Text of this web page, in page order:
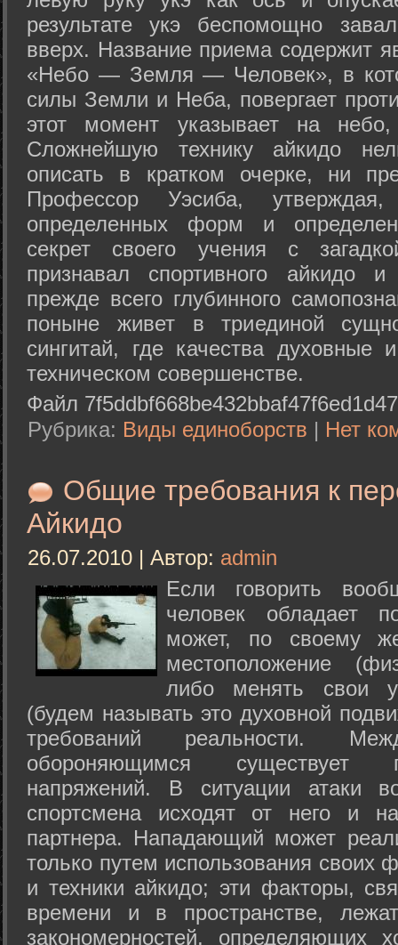
результате укэ беспомощно
вверх. Название приема содержит
«Небо — Земля — Человек», в
силы Земли и Неба, повергает
этот момент указывает на
Сложнейшую технику айкидо
описать в кратком очерке, ни
Профессор Уэсиба,
определенных форм и
секрет своего учения с
признавал спортивного айкидо
прежде всего глубинного
поныне живет в триединой
сингитай, где качества духовные
техническом совершенстве.
Файл
Рубрика: Виды единоборств | Нет
Общие требования к
Айкидо
26.07.2010 | Автор: admin
Если говорить
человек обладает
может, по своему
местоположение
либо менять свои
(будем называть это духовной
требований реальности.
обороняющимся существует
напряжений. В ситуации атаки
спортсмена исходят от него и
партнера. Нападающий может
только путем использования своих
и техники айкидо; эти факторы,
времени и в пространстве,
закономерностей, определяющих